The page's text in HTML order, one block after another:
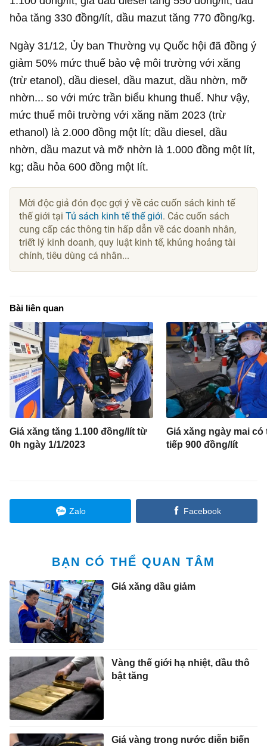
hỏa tăng 330 đồng/lít, dầu mazut tăng 770 đồng/kg.
Ngày 31/12, Ủy ban Thường vụ Quốc hội đã đồng ý
giảm 50% mức thuế bảo vệ môi trường với xăng
(trừ etanol), dầu diesel, dầu mazut, dầu nhờn, mỡ
nhờn... so với mức trần biểu khung thuế. Như vậy,
mức thuế môi trường với xăng năm 2023 (trừ
ethanol) là 2.000 đồng một lít; dầu diesel, dầu
nhờn, dầu mazut và mỡ nhờn là 1.000 đồng một lít,
kg; dầu hỏa 600 đồng một lít.
Mời độc giả đón đọc gợi ý về các cuốn sách kinh tế
thế giới tạiTủ sách kinh tế thế giới. Các cuốn sách
cung cấp các thông tin hấp dẫn về các doanh nhân,
triết lý kinh doanh, quy luật kinh tế, khủng hoảng tài
chính, tiêu dùng cá nhân...
Bài liên quan
Giá xăng tăng 1.100 đồng/lít từ
0h ngày 1/1/2023
Giá xăng ngày mai có
tiếp 900 đồng/lít
Zalo Facebook
BẠN CÓ THỂ QUAN TÂM
Giá xăng dầu giảm
Vàng thế giới hạ nhiệt, dầu thô
bật tăng
Giá vàng trong nước diễn biến